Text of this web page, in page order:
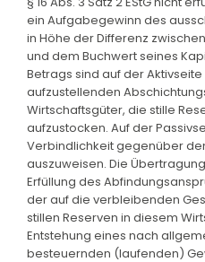
ein Aufgabegewinn des
in Höhe der Differenz
und dem Buchwert seines
Betrags sind auf der
aufzustellenden
Wirtschaftsgüter, die stille
aufzustocken. Auf der
Verbindlichkeit gegenüber
auszuweisen. Die
Erfüllung des
der auf die verbleibenden
stillen Reserven in diesem
Entstehung eines nach
besteuernden (laufenden)